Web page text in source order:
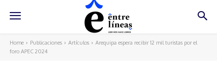
Home Publicaciones Artículos
Arequipa espera recibir 12 mil turistas por el
foro APEC 2024